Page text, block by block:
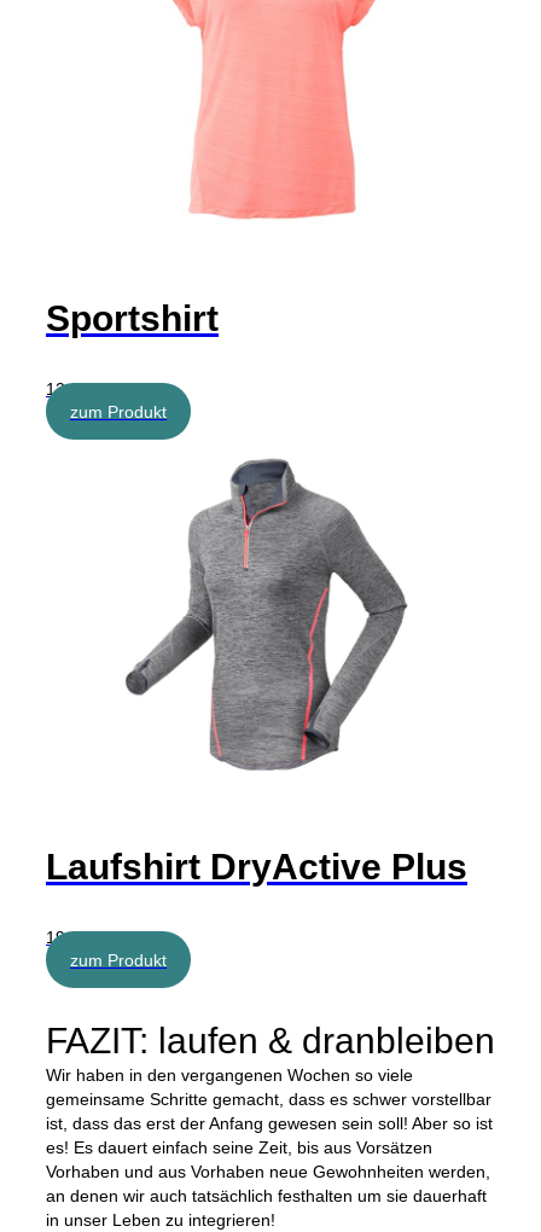
Sportshirt
12,99 €
zum Produkt
Laufshirt DryActive Plus
19,99 €
zum Produkt
FAZIT: laufen & dranbleiben
Wir haben in den vergangenen Wochen so viele
gemeinsame Schritte gemacht, dass es schwer vorstellbar
ist, dass das erst der Anfang gewesen sein soll! Aber so ist
es! Es dauert einfach seine Zeit, bis aus Vorsätzen
Vorhaben und aus Vorhaben neue Gewohnheiten werden,
an denen wir auch tatsächlich festhalten um sie dauerhaft
in unser Leben zu integrieren!